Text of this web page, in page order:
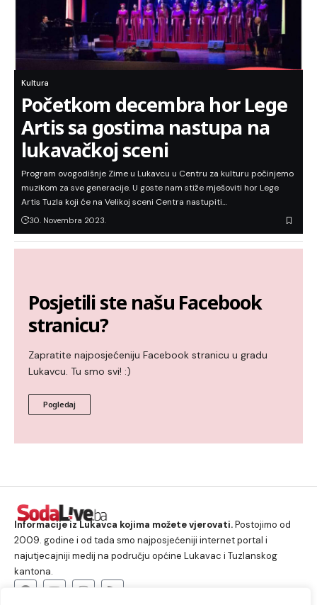
Kultura
Početkom decembra hor Lege
Artis sa gostima nastupa na
lukavačkoj sceni
Program ovogodišnje Zime u Lukavcu u Centru za kulturu počinjemo
muzikom za sve generacije. U goste nam stiže mješoviti hor Lege
Artis Tuzla koji će na Velikoj sceni Centra nastupiti…
30. Novembra 2023.
Posjetili ste našu Facebook
stranicu?
Zapratite najposjećeniju Facebook stranicu u gradu
Lukavcu. Tu smo svi! :)
Pogledaj
Informacije iz Lukavca kojima možete vjerovati.Postojimo od
2009. godine i od tada smo najposjećeniji internet portal i
najutjecajniji medij na području općine Lukavac i Tuzlanskog
kantona.